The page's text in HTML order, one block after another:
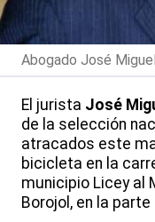
Abogado José
El jurista José
de la selección
atracados este
bicicleta en la
municipio Licey al
Borojol, en la